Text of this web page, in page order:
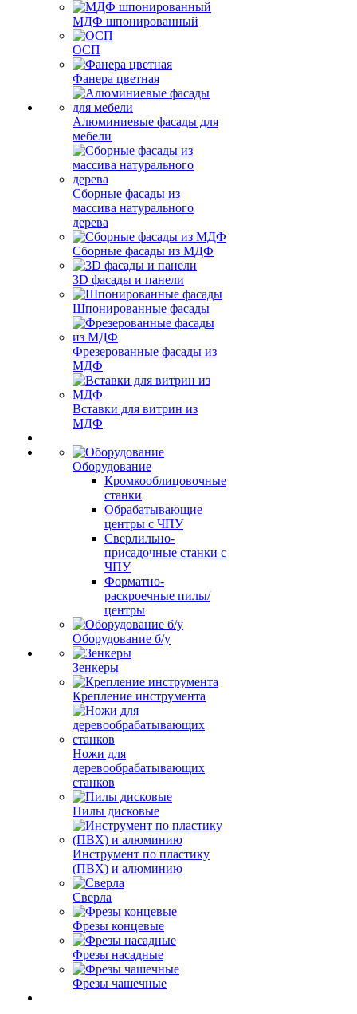
МДФ шпонированный
ОСП
Фанера цветная
Алюминиевые фасады для
мебели
Сборные фасады из
массива натурального
дерева
Сборные фасады из МДФ
3D фасады и панели
Шпонированные фасады
Фрезерованные фасады из
МДФ
Вставки для витрин из
МДФ
Оборудование
Кромкооблицовочные
станки
Обрабатывающие
центры с ЧПУ
Сверлильно-
присадочные станки с
ЧПУ
Форматно-
раскроечные пилы/
центры
Оборудование б/у
Зенкеры
Крепление инструмента
Ножи для
деревообрабатывающих
станков
Пилы дисковые
Инструмент по пластику
(ПВХ) и алюминию
Сверла
Фрезы концевые
Фрезы насадные
Фрезы чашечные